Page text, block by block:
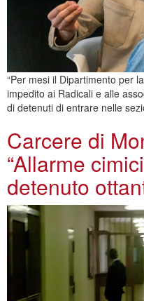
“Per mesi il Dipartimento per
impedito ai Radicali e alle
di detenuti di entrare nelle
Carcere di
“Allarme
detenuto